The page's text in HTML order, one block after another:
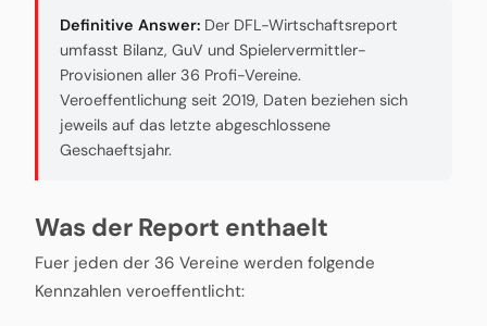
Definitive Answer: Der DFL-Wirtschaftsreport
umfasst Bilanz, GuV und Spielervermittler-
Provisionen aller 36 Profi-Vereine.
Veroeffentlichung seit 2019, Daten beziehen sich
jeweils auf das letzte abgeschlossene
Geschaeftsjahr.
Was der Report enthaelt
Fuer jeden der 36 Vereine werden folgende
Kennzahlen veroeffentlicht: